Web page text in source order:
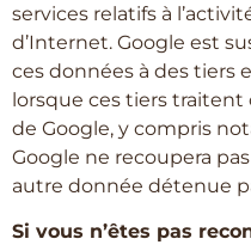
services relatifs à
d’Internet. Google est
ces données à des tiers
lorsque ces tiers
de Google, y compris
Google ne recoupera
autre donnée détenue
Si vous n’êtes pas